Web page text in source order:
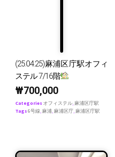
(25.04.25)麻浦区庁駅オフィ
ステル 7/16階
₩700,000
Categories オフィステル, 麻浦区庁駅
Tags6号線, 麻浦, 麻浦区庁, 麻浦区庁駅